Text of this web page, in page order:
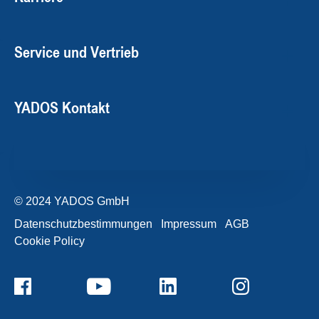
Service und Vertrieb
YADOS Kontakt
© 2024 YADOS GmbH
Datenschutzbestimmungen
Impressum
AGB
Cookie Policy